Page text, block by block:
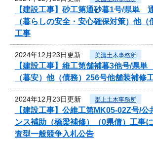
【建設工事】砂工第通砂暮1号/県単
（暮らしの安全・安心確保対策）他（
工事
2024年12月23日更新 美濃土木事務所
【建設工事】維工第舗補暮3他号/県
（暮安）他（債務）256号他舗装補修
2024年12月23日更新 郡上土木事務所
【建設工事】公維工第MK05-02Z号/公
ンス補助（橋梁補修）（0県債）工事
査型一般競争入札公告